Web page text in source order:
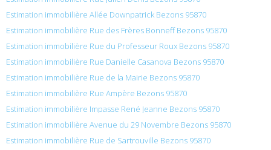
Estimation immobilière Allée Downpatrick Bezons 95870
Estimation immobilière Rue des Frères Bonneff Bezons 95870
Estimation immobilière Rue du Professeur Roux Bezons 95870
Estimation immobilière Rue Danielle Casanova Bezons 95870
Estimation immobilière Rue de la Mairie Bezons 95870
Estimation immobilière Rue Ampère Bezons 95870
Estimation immobilière Impasse René Jeanne Bezons 95870
Estimation immobilière Avenue du 29 Novembre Bezons 95870
Estimation immobilière Rue de Sartrouville Bezons 95870